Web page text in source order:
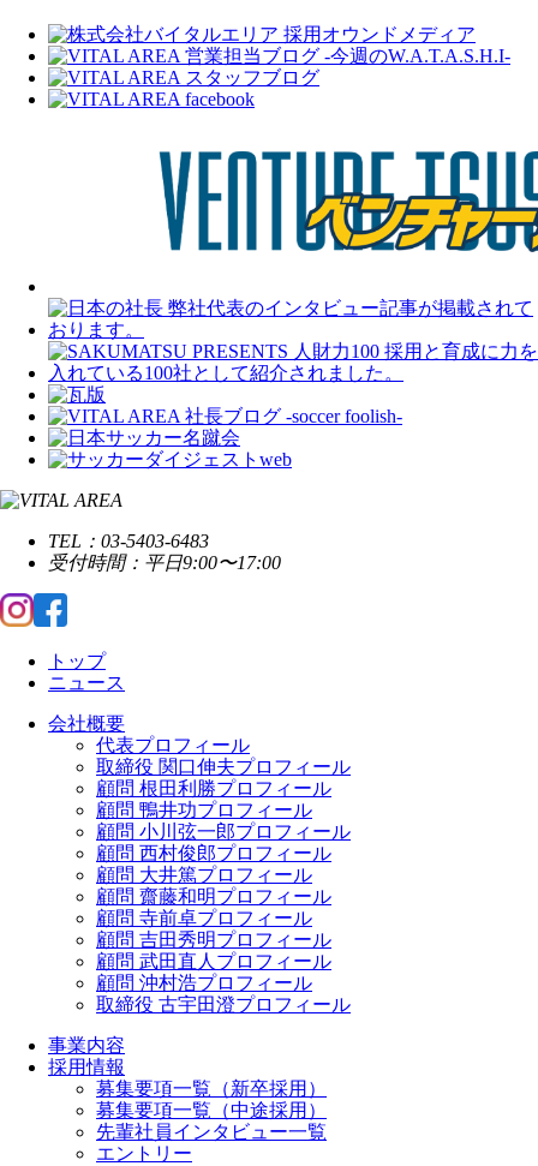
TEL：03-5403-6483
受付時間：平日9:00〜17:00
トップ
ニュース
会社概要
代表プロフィール
取締役 関口伸夫プロフィール
顧問 根田利勝プロフィール
顧問 鴨井功プロフィール
顧問 小川弦一郎プロフィール
顧問 西村俊郎プロフィール
顧問 大井篤プロフィール
顧問 齋藤和明プロフィール
顧問 寺前卓プロフィール
顧問 吉田秀明プロフィール
顧問 武田直人プロフィール
顧問 沖村浩プロフィール
取締役 古宇田澄プロフィール
事業内容
採用情報
募集要項一覧（新卒採用）
募集要項一覧（中途採用）
先輩社員インタビュー一覧
エントリー